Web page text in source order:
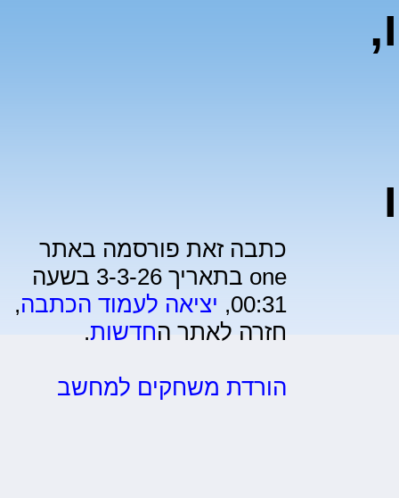
כתבה זאת פורסמה באתר
one בתאריך 3-3-26 בשעה
00:31, יציאה לעמוד הכתבה,
חזרה לאתר החדשות.
הורדת משחקים למחשב